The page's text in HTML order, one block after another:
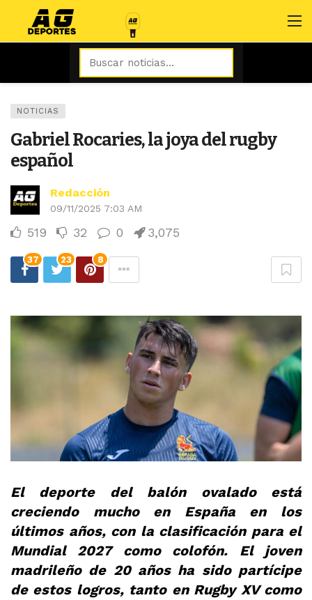
NOTICIAS
Gabriel Rocaries, la joya del rugby
español
Redacción
09/11/2025 7:03 AM
519 32 0 3,075
37 23 8
El deporte del balón ovalado está
creciendo mucho en España en los
últimos años, con la clasificación para el
Mundial 2027 como colofón. El joven
madrileño de 20 años ha sido partícipe
de estos logros, tanto en Rugby XV como